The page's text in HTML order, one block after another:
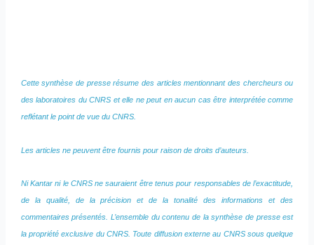
Cette synthèse de presse résume des articles mentionnant des chercheurs ou
des laboratoires du CNRS et elle ne peut en aucun cas être interprétée comme
reflétant le point de vue du CNRS.
Les articles ne peuvent être fournis pour raison de droits d’auteurs.
Ni Kantar ni le CNRS ne sauraient être tenus pour responsables de l’exactitude,
de la qualité, de la précision et de la tonalité des informations et des
commentaires présentés. L’ensemble du contenu de la synthèse de presse est
la propriété exclusive du CNRS. Toute diffusion externe au CNRS sous quelque